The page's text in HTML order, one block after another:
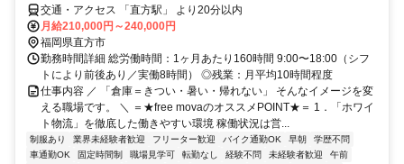
交通・アクセス 「直方駅」 より20分以内
月給210,000円～240,000円
福岡県直方市
勤務時間詳細 総労働時間：1ヶ月あたり160時間 9:00〜18:00（シフ
トにより前後あり／実働8時間） ◎残業：月平均10時間程度
仕事内容 ／ 「倉庫＝きつい・暑い・帰れない」 そんなイメージを変
える職場です。 ＼ ＝★free movaのオススメPOINT★＝ 1．「ホワイ
ト物流」を徹底した働きやすい環境 稼働状況は営...
制服あり 業界未経験者歓迎 フリーター歓迎 バイク通勤OK 早朝
学歴不問
車通勤OK
固定時間制 職場見学可 転勤なし 経験不問 未経験者歓迎
午前